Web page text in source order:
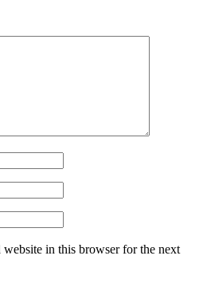
website in this browser for the next